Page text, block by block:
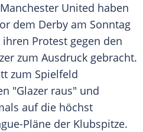
Manchester United haben
dem Derby am Sonntag
ihren Protest gegen den
zum Ausdruck gebracht.
zum Spielfeld
"Glazer raus" und
auf die höchst
Pläne der Klubspitze.